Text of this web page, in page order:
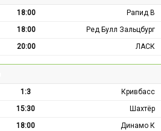
18:00
Рапид В
18:00
Ред Булл Зальцбург
20:00 ЛАСК
1:3
Кривбасс
15:30
Шахтёр
18:00 Динамо К